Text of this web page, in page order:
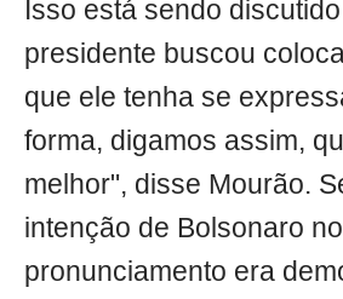
Isso está sendo
presidente buscou
que ele tenha se
forma, digamos assim,
melhor", disse Mourão.
intenção de Bolsonaro no
pronunciamento era